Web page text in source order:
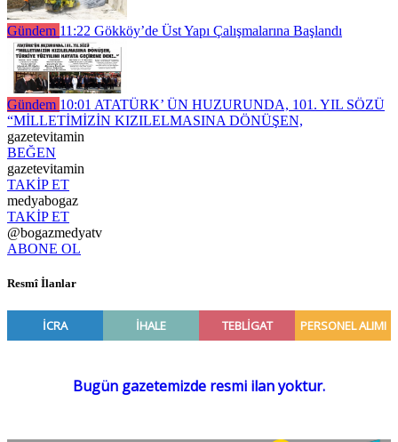
Gündem 11:22 Gökköy’de Üst Yapı Çalışmalarına Başlandı
Gündem 10:01 ATATÜRK’ ÜN HUZURUNDA, 101. YIL SÖZÜ
“MİLLETİMİZİN KIZILELMASINA DÖNÜŞEN,
gazetevitamin
BEĞEN
gazetevitamin
TAKİP ET
medyabogaz
TAKİP ET
@bogazmedyatv
ABONE OL
Resmî İlanlar